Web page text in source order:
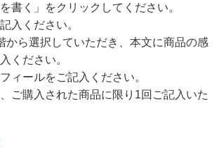
書く」をクリックしてください。
入ください。
から選択していただき、本文に商品の感
ください。
ィールをご記入ください。
ご購入された商品に限り1回ご記入いた